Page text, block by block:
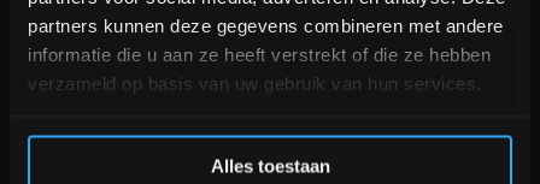
partners kunnen deze gegevens combineren met andere
informatie die u aan ze heeft verstrekt of die ze hebben
verzameld op basis van uw gebruik van hun services.
Alles toestaan
KLANTENSERVICE
+31 (0)24 645 1309
Inschrijven